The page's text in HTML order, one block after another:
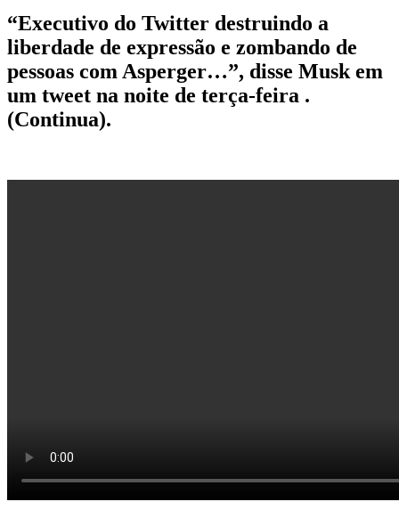
“Executivo do Twitter destruindo a
liberdade de expressão e zombando de
pessoas com Asperger…”, disse Musk em
um tweet na noite de terça-feira .
(Continua).